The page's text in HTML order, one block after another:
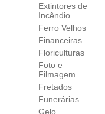
Extintores de
Incêndio
Ferro Velhos
Financeiras
Floriculturas
Foto e
Filmagem
Fretados
Funerárias
Gelo